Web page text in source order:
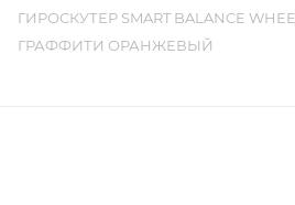
ГИРОСКУТЕР SMART BALANCE
ГРАФФИТИ ОРАНЖЕВЫЙ